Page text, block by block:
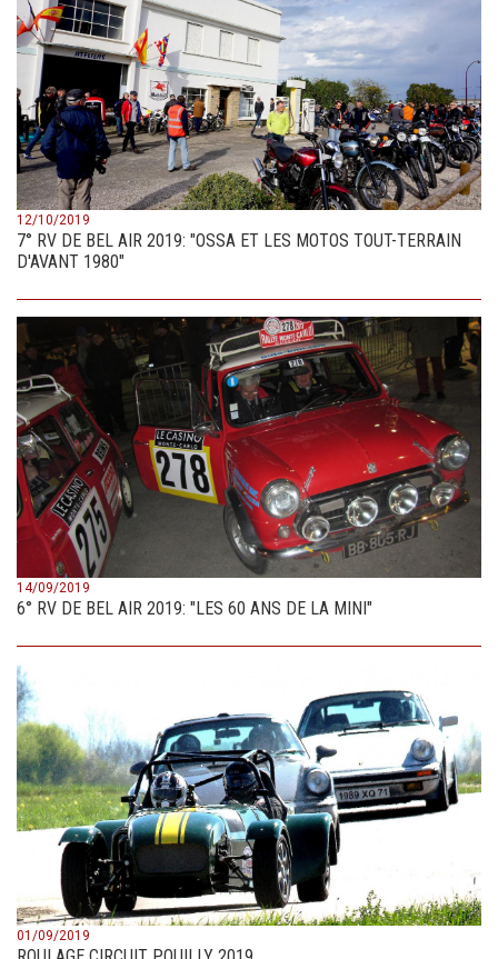
12/10/2019
7° RV DE BEL AIR 2019: "OSSA ET LES MOTOS TOUT-TERRAIN
D'AVANT 1980"
14/09/2019
6° RV DE BEL AIR 2019: "LES 60 ANS DE LA MINI"
01/09/2019